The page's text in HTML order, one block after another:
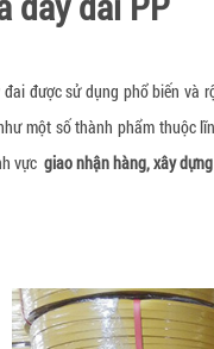
được sử dụng phổ biến và
một số thành phẩm thuộc
vực giao nhận hàng, xây dựng